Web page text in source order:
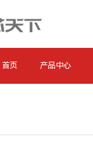
首页 产品中心